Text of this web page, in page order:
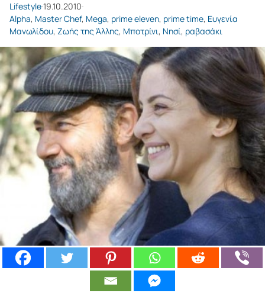
Lifestyle19.10.2010
Alpha, Master Chef, Mega, prime eleven, prime time, Ευγενία
Μανωλίδου, Ζωής της Άλλης, Μποτρίνι, Νησί, ραβασάκι